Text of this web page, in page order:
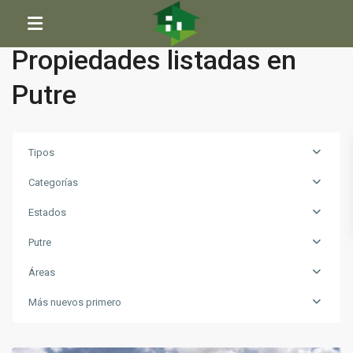
Inicio
Propiedades listadas en
Putre
Tipos
Categorías
Estados
Putre
Áreas
Más nuevos primero